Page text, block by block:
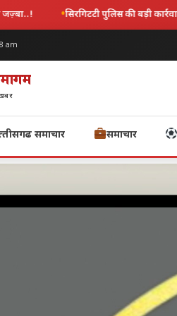
झगड़ा करने वाले 11 आरोपी गिरफ्तार .!
am
समाचार समाचार